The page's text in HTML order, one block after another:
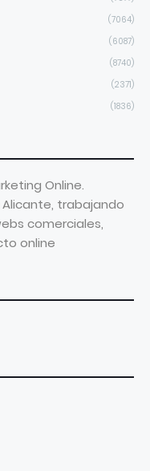
(7064)
(6087)
(8740)
(2371)
(1836)
Online.
trabajando
comerciales,
online